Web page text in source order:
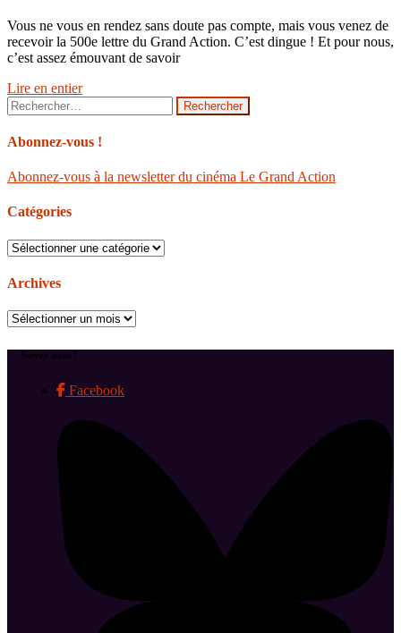
Vous ne vous en rendez sans doute pas compte, mais vous venez de
recevoir la 500e lettre du Grand Action. C’est dingue ! Et pour nous,
c’est assez émouvant de savoir
Lire en entier
Rechercher :
Abonnez-vous !
Abonnez-vous à la newsletter du cinéma Le Grand Action
Catégories
Catégories
Archives
Archives
Suivez-nous !
Facebook